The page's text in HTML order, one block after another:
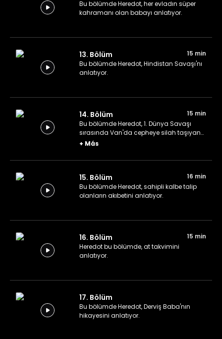
Bu bölümde Heredot, her evladın süper
kahramanı olan babayı anlatıyor.
13. Bölüm
15 min
Bu bölümde Heredot, Hindistan Savaşı'nı
anlatıyor.
14. Bölüm
15 min
Bu bölümde Heredot, 1. Dünya Savaşı
sırasında Van'da cepheye silah taşıyan
ve dönüş yolunda hayatını kaybeden 120
anlatıyor.
+ Más
15. Bölüm
16 min
Bu bölümde Heredot, sahipli kalbe talip
olanların akıbetini anlatıyor.
16. Bölüm
15 min
Heredot bu bölümde, at takvimini
anlatıyor.
17. Bölüm
Bu bölümde Heredot, Derviş Baba'nın
hikayesini anlatıyor.